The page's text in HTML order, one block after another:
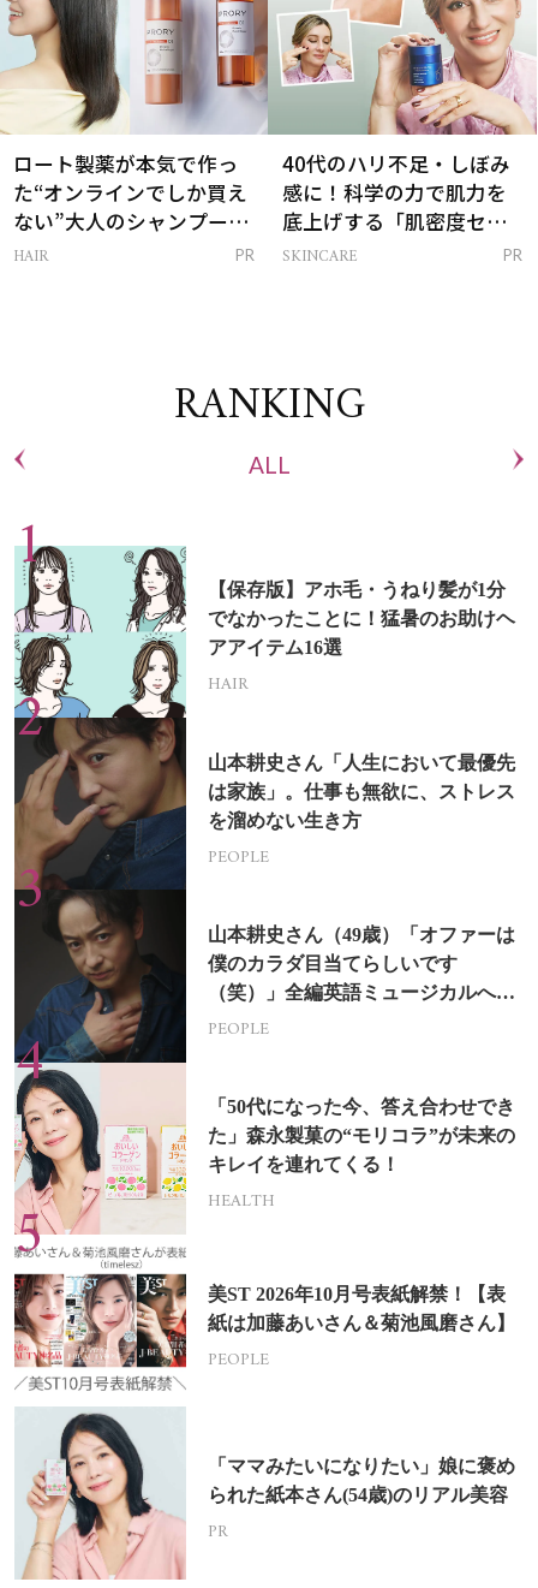
ロート製薬が本気で作っ
た“オンラインでしか買え
ない”大人のシャンプー＆
トリートメントって？
HAIR PR
40代のハリ不足・しぼみ
感に！科学の力で肌力を
底上げする「肌密度セラ
ム」
SKINCARE PR
RANKING
ALL
【保存版】アホ毛・うねり髪が1分
でなかったことに！猛暑のお助けヘ
アアイテム16選
HAIR
山本耕史さん「人生において最優先
は家族」。仕事も無欲に、ストレス
を溜めない生き方
PEOPLE
山本耕史さん（49歳）「オファーは
僕のカラダ目当てらしいです
（笑）」全編英語ミュージカルへの
挑戦
PEOPLE
「50代になった今、答え合わせでき
た」森永製菓の“モリコラ”が未来の
キレイを連れてくる！
HEALTH
美ST 2026年10月号表紙解禁！【表
紙は加藤あいさん＆菊池風磨さん】
PEOPLE
「ママみたいになりたい」娘に褒め
られた紙本さん(54歳)のリアル美容
PR